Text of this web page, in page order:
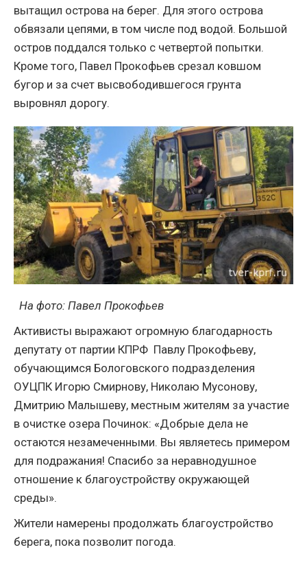
вытащил острова на берег. Для этого острова
обвязали цепями, в том числе под водой. Большой
остров поддался только с четвертой попытки.
Кроме того, Павел Прокофьев срезал ковшом
бугор и за счет высвободившегося грунта
выровнял дорогу.
На фото: Павел Прокофьев
Активисты выражают огромную благодарность
депутату от партии КПРФ Павлу Прокофьеву,
обучающимся Бологовского подразделения
ОУЦПК Игорю Смирнову, Николаю Мусонову,
Дмитрию Малышеву, местным жителям за участие
в очистке озера Починок: «Добрые дела не
остаются незамеченными. Вы являетесь примером
для подражания! Спасибо за неравнодушное
отношение к благоустройству окружающей
среды».
Жители намерены продолжать благоустройство
берега, пока позволит погода.